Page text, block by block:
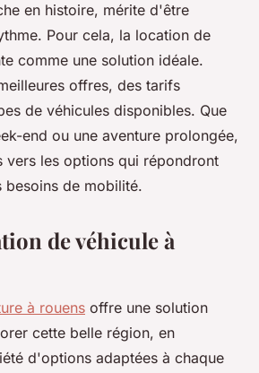
en histoire, mérite d'être
Pour cela, la location de
comme une solution idéale.
offres, des tarifs
de véhicules disponibles. Que
end ou une aventure prolongée,
vers les options qui répondront
besoins de mobilité.
de véhicule à
à rouens offre une solution
cette belle région, en
d'options adaptées à chaque